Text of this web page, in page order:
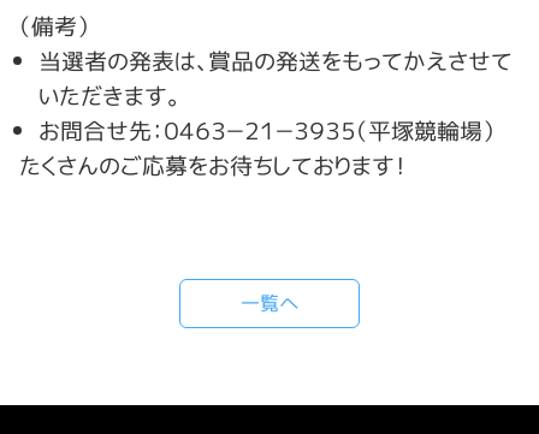
（備考）
当選者の発表は、賞品の発送をもってかえさせて
いただきます。
お問合せ先：０４６３－２１－３９３５（平塚競輪場）
たくさんのご応募をお待ちしております！
一覧へ